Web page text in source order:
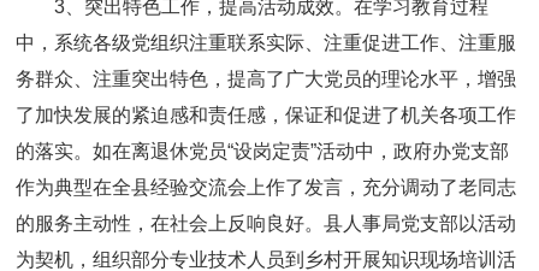
3、突出特色工作，提高活动成效。在学习教育过程
中，系统各级党组织注重联系实际、注重促进工作、注重服
务群众、注重突出特色，提高了广大党员的理论水平，增强
了加快发展的紧迫感和责任感，保证和促进了机关各项工作
的落实。如在离退休党员“设岗定责”活动中，政府办党支部
作为典型在全县经验交流会上作了发言，充分调动了老同志
的服务主动性，在社会上反响良好。县人事局党支部以活动
为契机，组织部分专业技术人员到乡村开展知识现场培训活